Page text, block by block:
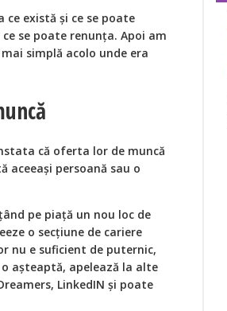
ce există și ce se poate
se poate renunța. Apoi am
simplă acolo unde era
că oferta lor de muncă
persoană sau o
pe piață un nou loc de
o secțiune de cariere
nu e suficient de puternic,
așteaptă, apelează la alte
LinkedIN și poate